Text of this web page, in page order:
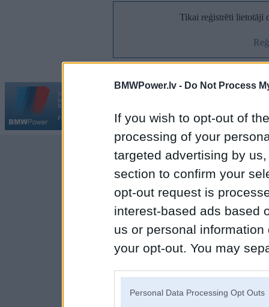
BMWPower.lv - Do Not Process
If you wish to opt-out of
processing of your
targeted advertising by
section to confirm your
opt-out request is
interest-based ads based
us or personal
your opt-out. You may
Personal Data Processing Opt Outs
Tikai reģistrēti lietotāji
Vortāls BMWPower.lv darbojas
kopš 2002. gada 14. maija. Tas nav auto klubs un nav saistīts ar
BMW AG.
Par BMWPower
Kontakti |Reklāma